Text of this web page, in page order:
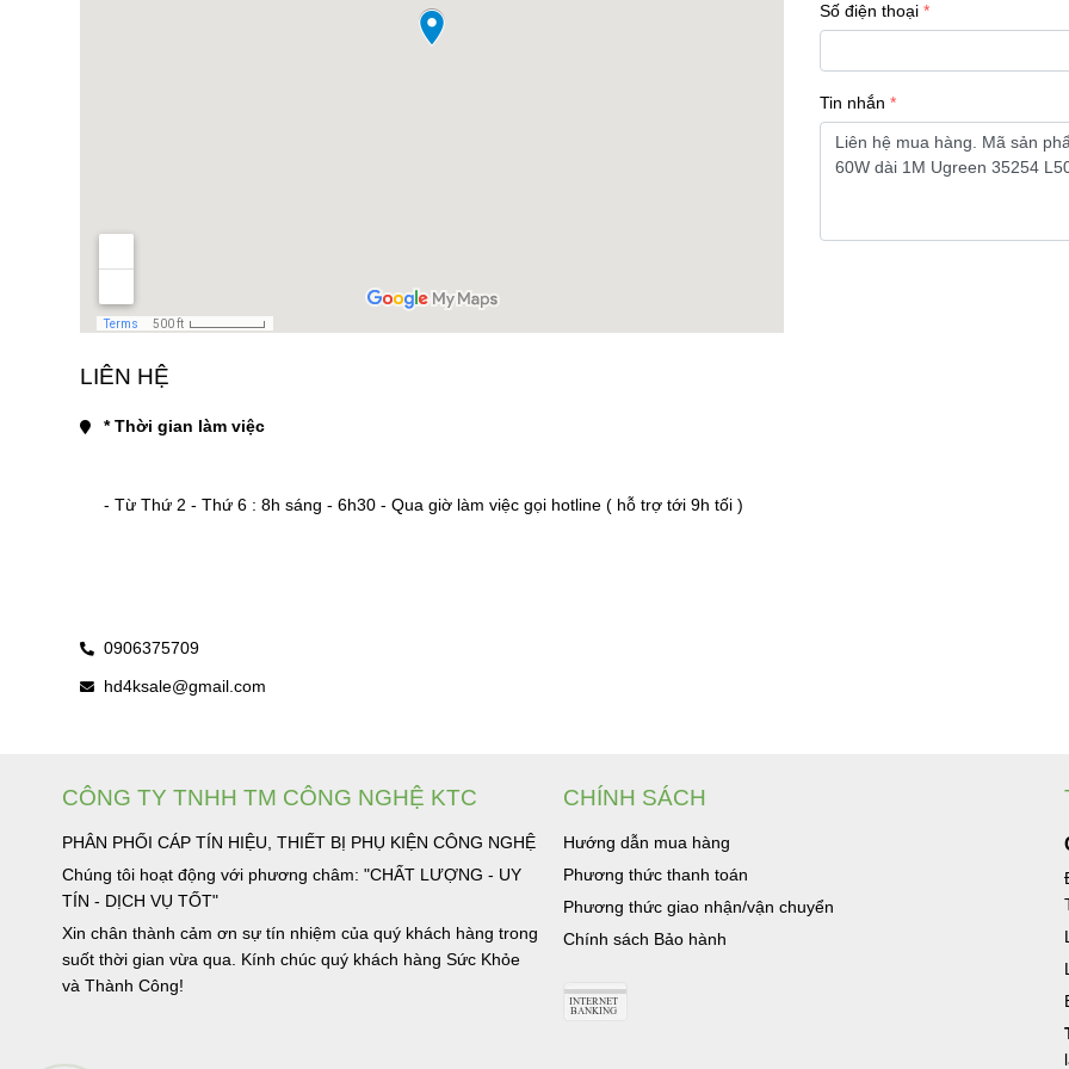
LIÊN HỆ
* Thời gian làm việc
- Từ Thứ 2 - Thứ 6 : 8h sáng - 6h30 - Qua giờ làm việc gọi hotline ( hỗ trợ tới 9h tối )
0906375709
hd4ksale@gmail.com
Số điện thoại
Tin nhắn
CÔNG TY TNHH TM CÔNG NGHỆ KTC
PHÂN PHỐI CÁP TÍN HIỆU, THIẾT BỊ PHỤ KIỆN CÔNG NGHỆ
Chúng tôi hoạt động với phương châm: "CHẤT LƯỢNG - UY
TÍN - DỊCH VỤ TỐT"
Xin chân thành cảm ơn sự tín nhiệm của quý khách hàng trong
suốt thời gian vừa qua. Kính chúc quý khách hàng Sức Khỏe
và Thành Công!
CHÍNH SÁCH
Hướng dẫn mua hàng
Phương thức thanh toán
Phương thức giao nhận/vận chuyển
Chính sách Bảo hành